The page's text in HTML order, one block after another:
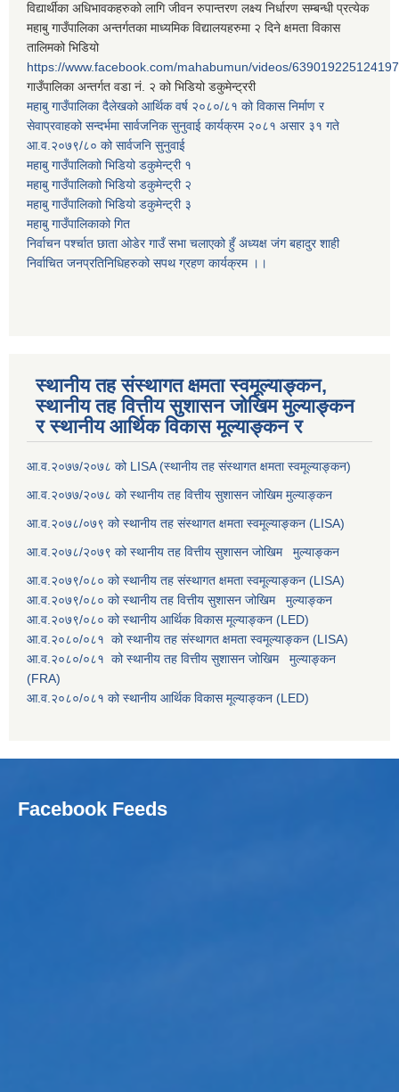
विद्यार्थीका अधिभावकहरुको लागि जीवन रुपान्तरण लक्ष्य निर्धारण सम्बन्धी प्रत्येक
महाबु गाउँपालिका अन्तर्गतका माध्यमिक विद्यालयहरुमा २ दिने क्षमता विकास
तालिमको भिडियो
https://www.facebook.com/mahabumun/videos/639019225124197
गाउँपालिका अन्तर्गत वडा नं. २ को भिडियो डकुमेन्ट्ररी
महाबु गाउँपालिका दैलेखको आर्थिक वर्ष २०८०/८१ को विकास निर्माण र
सेवाप्रवाहको सन्दर्भमा सार्वजनिक सुनुवाई कार्यक्रम २०८१ असार ३१ गते
आ.व.२०७९/८० को सार्वजनि सुनुवाई
महाबु गाउँपालिकाो भिडियो डकुमेन्ट्री १
महाबु गाउँपालिकाो भिडियो डकुमेन्ट्री २
महाबु गाउँपालिकाो भिडियो डकुमेन्ट्री ३
महाबु गाउँपालिकाको गित
निर्वाचन पर्श्चात छाता ओडेर गाउँ सभा चलाएको हुँ अध्यक्ष जंग बहादुर शाही
निर्वाचित जनप्रतिनिधिहरुको सपथ ग्रहण कार्यक्रम ।।
स्थानीय तह संस्थागत क्षमता स्वमूल्याङ्कन,
स्थानीय तह वित्तीय सुशासन जोखिम मुल्याङ्कन
र स्थानीय आर्थिक विकास मूल्याङ्कन र
आ.व.२०७७/२०७८ को LISA (स्थानीय तह संस्थागत क्षमता स्वमूल्याङ्कन)
आ.व.२०७७/२०७८ को स्थानीय तह वित्तीय सुशासन जोखिम मुल्याङ्कन
आ.व.२०७८/०७९ को स्थानीय तह संस्थागत क्षमता स्वमूल्याङ्कन (LISA)
आ.व.२०७८/२०७९ को स्थानीय तह वित्तीय सुशासन जोखिम मुल्याङ्कन
आ.व.२०७९/०८० को स्थानीय तह संस्थागत क्षमता स्वमूल्याङ्कन (LISA)
आ.व.२०७९/०८० को स्थानीय तह वित्तीय सुशासन जोखिम मुल्याङ्कन
आ.व.२०७९/०८० को स्थानीय आर्थिक विकास मूल्याङ्कन (LED)
आ.व.२०८०/०८१ को स्थानीय तह संस्थागत क्षमता स्वमूल्याङ्कन (LISA)
आ.व.२०८०/०८१ को स्थानीय तह वित्तीय सुशासन जोखिम मुल्याङ्कन
(FRA)
आ.व.२०८०/०८१ को स्थानीय आर्थिक विकास मूल्याङ्कन (LED)
Facebook Feeds